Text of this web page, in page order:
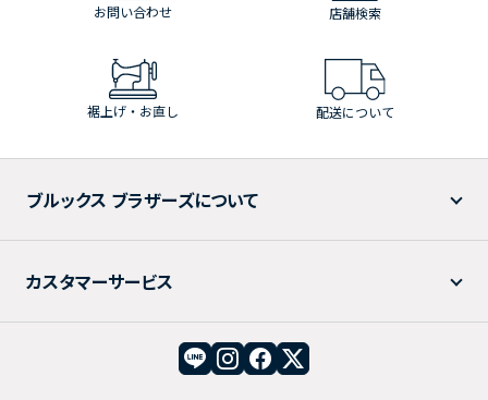
お問い合わせ 店舗検索
裾上げ・お直し 配送について
ブルックス ブラザーズについて
カスタマーサービス